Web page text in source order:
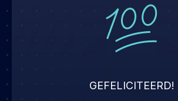
GEFELICITEERD!